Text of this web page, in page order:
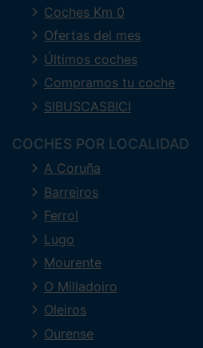
Coches Km 0
Ofertas del mes
Últimos coches
Compramos tu coche
SIBUSCASBICI
COCHES POR LOCALIDAD
A Coruña
Barreiros
Ferrol
Lugo
Mourente
O Milladoiro
Oleiros
Ourense